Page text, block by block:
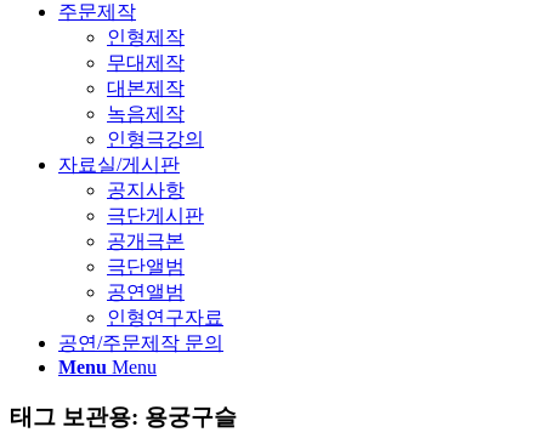
주문제작
인형제작
무대제작
대본제작
녹음제작
인형극강의
자료실/게시판
공지사항
극단게시판
공개극본
극단앨범
공연앨범
인형연구자료
공연/주문제작 문의
Menu Menu
태그 보관용: 용궁구슬